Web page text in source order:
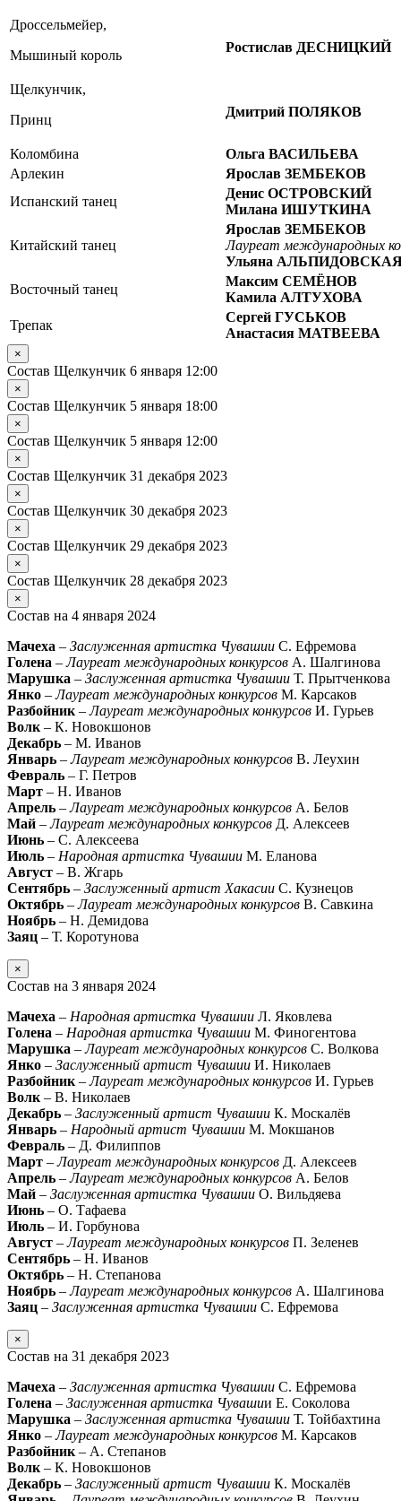
Дроссельмейер,
Мышиный король
Ростислав ДЕСНИЦКИЙ
Щелкунчик,
Принц
Дмитрий ПОЛЯКОВ
Коломбина
Ольга ВАСИЛЬЕВА
Арлекин
Ярослав ЗЕМБЕКОВ
Испанский танец
Денис ОСТРОВСКИЙ
Милана ИШУТКИНА
Китайский танец
Ярослав ЗЕМБЕКОВ
Лауреат международных
Ульяна
Восточный танец
Максим СЕМЁНОВ
Камила АЛТУХОВА
Трепак
Сергей ГУСЬКОВ
Анастасия МАТВЕЕВА
×
Состав Щелкунчик 6 января 12:00
×
Состав Щелкунчик 5 января 18:00
×
Состав Щелкунчик 5 января 12:00
×
Состав Щелкунчик 31 декабря 2023
×
Состав Щелкунчик 30 декабря 2023
×
Состав Щелкунчик 29 декабря 2023
×
Состав Щелкунчик 28 декабря 2023
×
Состав на 4 января 2024
Мачеха – Заслуженная артистка Чувашии С. Ефремова
Голена –Лауреат международных конкурсов А. Шалгинова
Марушка – Заслуженная артистка Чувашии Т. Прытченкова
Янко –Лауреат международных конкурсов М. Карсаков
Разбойник–Лауреат международных конкурсов И. Гурьев
Волк– К. Новокшонов
Декабрь – М. Иванов
Январь –Лауреат международных конкурсов В. Леухин
Февраль – Г. Петров
Март – Н. Иванов
Апрель –Лауреат международных конкурсов А. Белов
Май –Лауреат международных конкурсов Д. Алексеев
Июнь – С. Алексеева
Июль – Народная артистка Чувашии М. Еланова
Август – В. Жгарь
Сентябрь – Заслуженный артист Хакасии С. Кузнецов
Октябрь –Лауреат международных конкурсов В. Савкина
Ноябрь – Н. Демидова
Заяц – Т. Коротунова
×
Состав на 3 января 2024
Мачеха – Народная артистка Чувашии Л. Яковлева
Голена – Народная артистка Чувашии М. Финогентова
Марушка –Лауреат международных конкурсов С. Волкова
Янко – Заслуженный артист Чувашии И. Николаев
Разбойник–Лауреат международных конкурсов И. Гурьев
Волк– В. Николаев
Декабрь – Заслуженный артист Чувашии К. Москалёв
Январь – Народный артист Чувашии М. Мокшанов
Февраль – Д. Филиппов
Март –Лауреат международных конкурсов Д. Алексеев
Апрель –Лауреат международных конкурсов А. Белов
Май – Заслуженная артистка Чувашии О. Вильдяева
Июнь – О. Тафаева
Июль – И. Горбунова
Август –Лауреат международных конкурсов П. Зеленев
Сентябрь – Н. Иванов
Октябрь – Н. Степанова
Ноябрь –Лауреат международных конкурсов А. Шалгинова
Заяц – Заслуженная артистка Чувашии С. Ефремова
×
Состав на 31 декабря 2023
Мачеха – Заслуженная артистка Чувашии С. Ефремова
Голена – Заслуженная артистка Чувашии Е. Соколова
Марушка – Заслуженная артистка Чувашии Т. Тойбахтина
Янко –Лауреат международных конкурсов М. Карсаков
Разбойник– А. Степанов
Волк– К. Новокшонов
Декабрь – Заслуженный артист Чувашии К. Москалёв